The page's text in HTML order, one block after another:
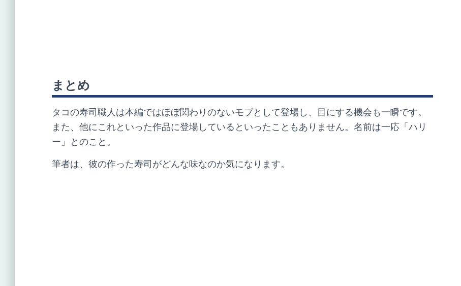
まとめ
タコの寿司職人は本編ではほぼ関わりのないモブとして登場し、目にする機会も一瞬です。
また、他にこれといった作品に登場しているといったこともありません。名前は一応「ハリ
ー」とのこと。
筆者は、彼の作った寿司がどんな味なのか気になります。